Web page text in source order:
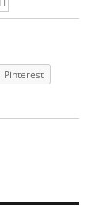
Pinterest